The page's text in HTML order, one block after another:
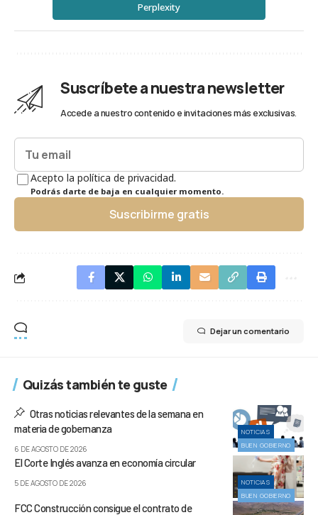
Perplexity
Suscríbete a nuestra newsletter
Accede a nuestro contenido e invitaciones más exclusivas.
Acepto la política de privacidad.
Podrás darte de baja en cualquier momento.
Suscribirme gratis
Dejar un comentario
Quizás también te guste
NOTICIAS
BUEN GOBIERNO
Otras noticias relevantes de la semana en
materia de gobernanza
6 DE AGOSTO DE 2026
NOTICIAS
BUEN GOBIERNO
El Corte Inglés avanza en economía circular
5 DE AGOSTO DE 2026
FCC Construcción consigue el contrato de